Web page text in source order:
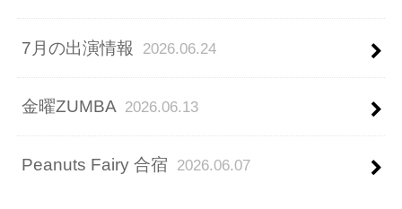
7月の出演情報 2026.06.24
金曜ZUMBA 2026.06.13
Peanuts Fairy 合宿 2026.06.07